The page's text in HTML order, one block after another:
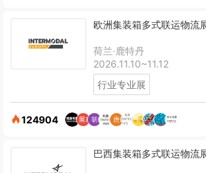
欧洲集装箱多式联运物流
荷兰·鹿特丹
2026.11.10~11.12
行业专业展
124904
巴西集装箱多式联运物流